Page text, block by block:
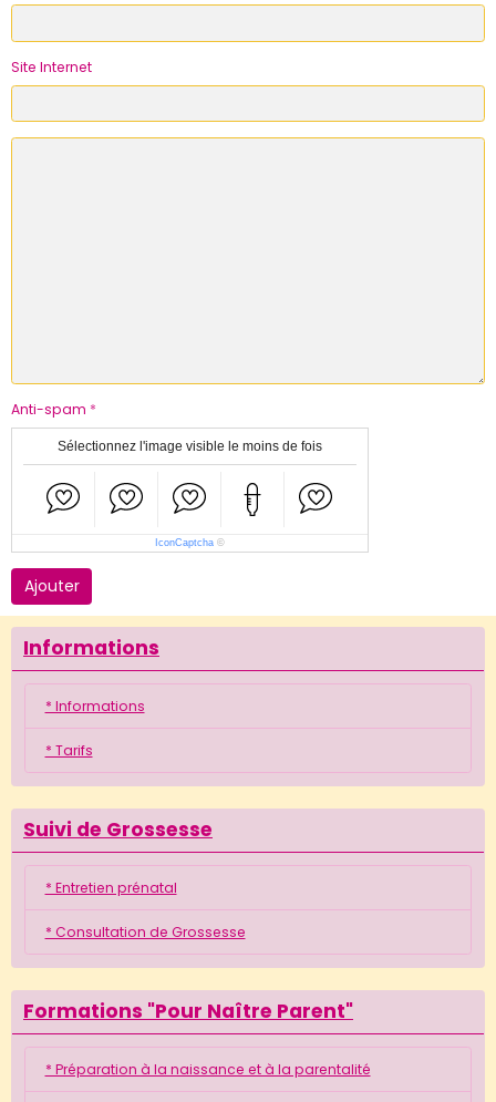
Site Internet
Anti-spam
Sélectionnez l'image visible le moins de fois
IconCaptcha ©
Ajouter
Informations
* Informations
* Tarifs
Suivi de Grossesse
* Entretien prénatal
* Consultation de Grossesse
Formations "Pour Naître Parent"
* Préparation à la naissance et à la parentalité